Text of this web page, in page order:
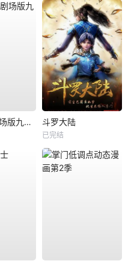
完美世界剧场版九劫焚天 斗罗大陆
已完结